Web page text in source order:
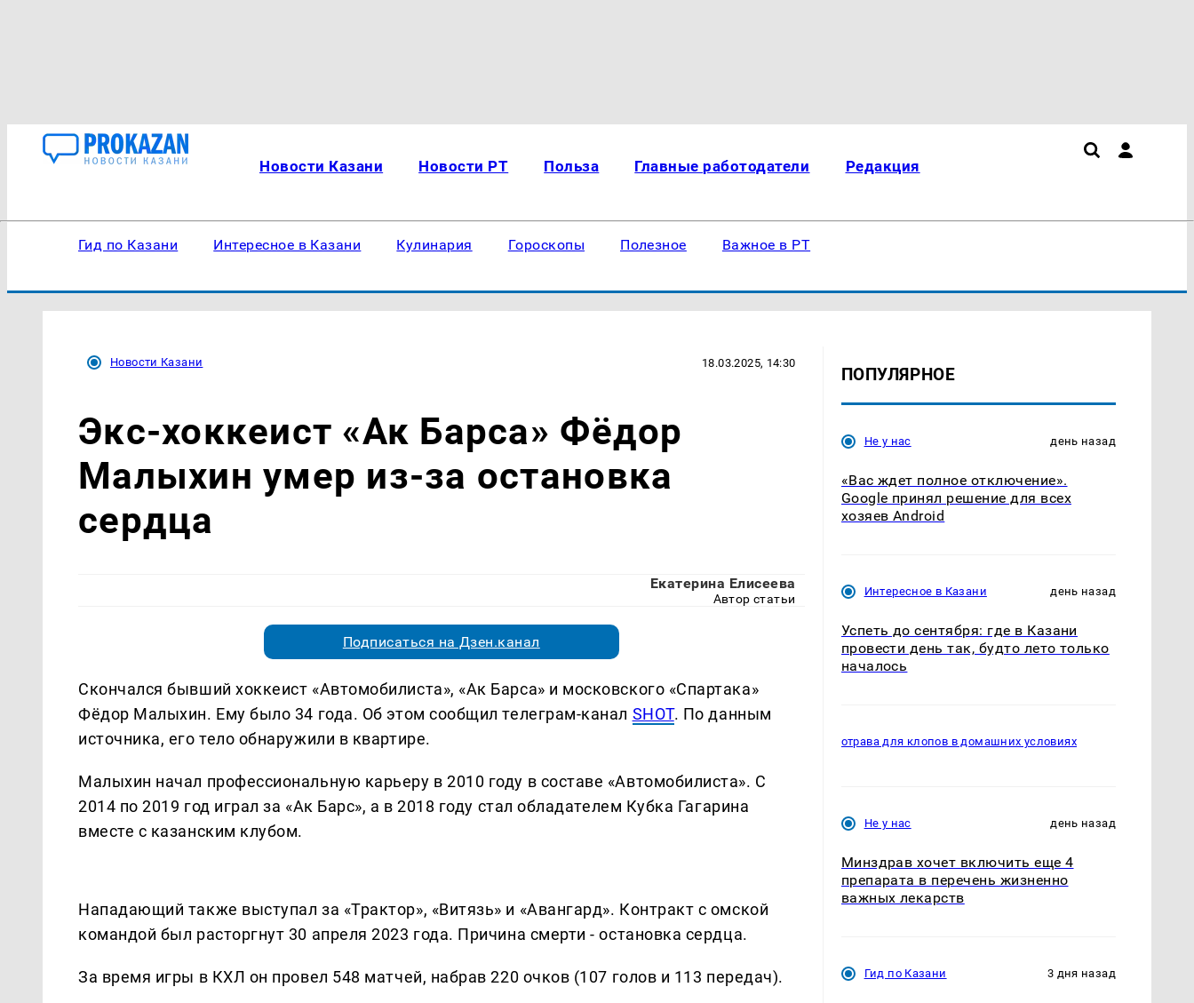
Новости Казани Новости РТ Польза Главные работодатели Редакция
Гид по Казани Интересное в Казани Кулинария Гороскопы Полезное Важное в РТ
Новости Казани 18.03.2025, 14:30
Экс-хоккеист «Ак Барса» Фёдор
Малыхин умер из-за остановка
сердца
Екатерина Елисеева
Автор статьи
Подписаться на Дзен.канал
Скончался бывший хоккеист «Автомобилиста», «Ак Барса» и московского «Спартака»
Фёдор Малыхин. Ему было 34 года. Об этом сообщил телеграм-канал SHOT. По данным
источника, его тело обнаружили в квартире.
Малыхин начал профессиональную карьеру в 2010 году в составе «Автомобилиста». С
2014 по 2019 год играл за «Ак Барс», а в 2018 году стал обладателем Кубка Гагарина
вместе с казанским клубом.
Нападающий также выступал за «Трактор», «Витязь» и «Авангард». Контракт с омской
командой был расторгнут 30 апреля 2023 года. Причина смерти - остановка сердца.
За время игры в КХЛ он провел 548 матчей, набрав 220 очков (107 голов и 113 передач).
ПОПУЛЯРНОЕ
Не у нас день назад
«Вас ждет полное отключение».
Google принял решение для всех
хозяев Android
Интересное в Казани день назад
Успеть до сентября: где в Казани
провести день так, будто лето только
началось
отрава для клопов в домашних условиях
Не у нас день назад
Минздрав хочет включить еще 4
препарата в перечень жизненно
важных лекарств
Гид по Казани 3 дня назад